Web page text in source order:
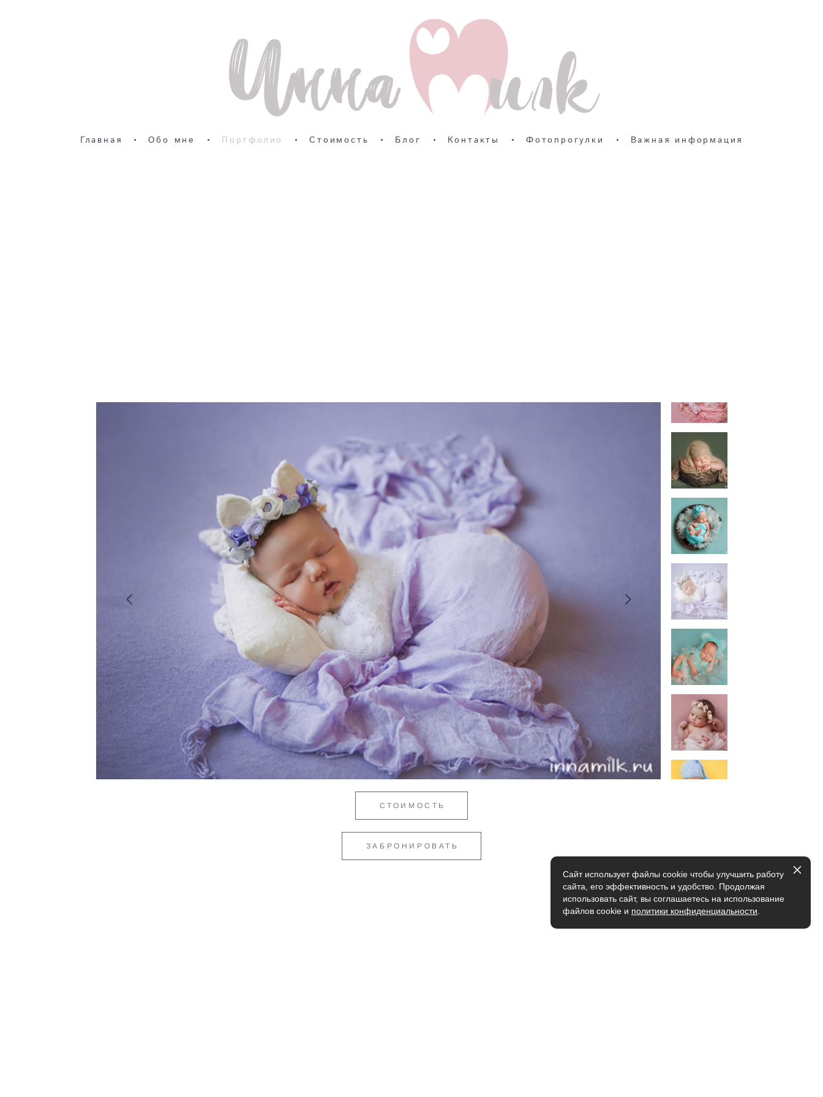
Главная • Обо мне • Портфолио • Стоимость • Блог • Контакты • Фотопрогулки • Важная информация
СТОИМОСТЬ
ЗАБРОНИРОВАТЬ
Cайт использует файлы cookie чтобы улучшить работу
сайта, его эффективность и удобство. Продолжая
использовать сайт, вы соглашаетесь на использование
файлов cookie и политики конфиденциальности